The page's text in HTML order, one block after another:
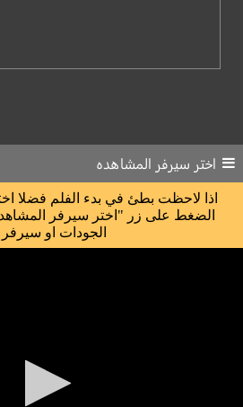
اختر سيرفر المشاهده
اذا لاحظت بطئ في بدء الفلم فضلا
الضغط على زر "اختر سيرفر
الجودات او سيرفر